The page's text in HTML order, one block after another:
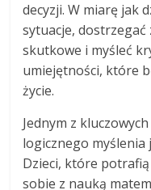
decyzji. W miarę jak
sytuacje,
skutkowe i myśleć
umiejętności, które
życie.
Jednym z
logicznego myślenia
Dzieci, które
sobie z nauką